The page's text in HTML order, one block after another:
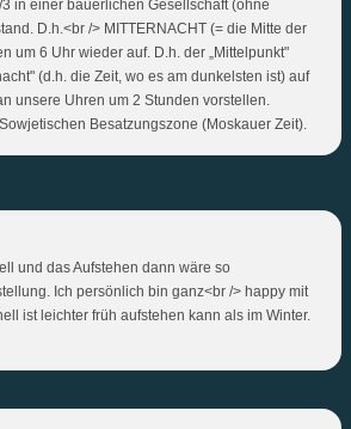
in einer bäuerlichen Gesellschaft (ohne
D.h.<br /> MITTERNACHT (= die Mitte der
um 6 Uhr wieder auf. D.h. der „Mittelpunkt"
(d.h. die Zeit, wo es am dunkelsten ist) auf
unsere Uhren um 2 Stunden vorstellen.
Besatzungszone (Moskauer Zeit).
und das Aufstehen dann wäre so
Ich persönlich bin ganz<br /> happy mit
ist leichter früh aufstehen kann als im Winter.